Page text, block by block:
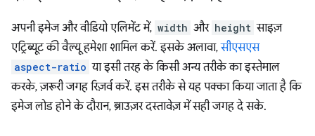
अपनी इमेज और वीडियो एलिमेंट में, width और height साइज़
एट्रिब्यूट की वैल्यू हमेशा शामिल करें. इसके अलावा,सीएसएस
aspect-ratio या इसी तरह के किसी अन्य तरीके का इस्तेमाल
करके, ज़रूरी जगह रिज़र्व करें. इस तरीके से यह पक्का किया जाता है कि
इमेज लोड होने के दौरान, ब्राउज़र दस्तावेज़ में सही जगह दे सके.